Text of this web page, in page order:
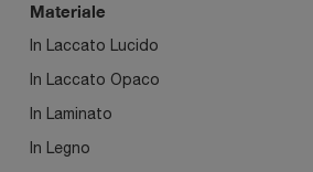
Materiale
In Laccato Lucido
In Laccato Opaco
In Laminato
In Legno